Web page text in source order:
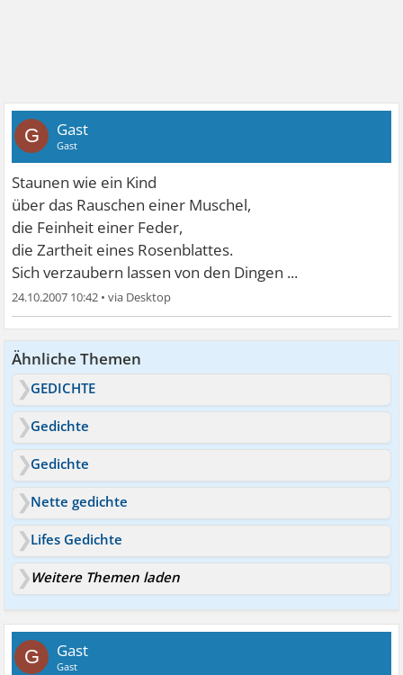
G Gast
Gast
Staunen wie ein Kind
über das Rauschen einer Muschel,
die Feinheit einer Feder,
die Zartheit eines Rosenblattes.
Sich verzaubern lassen von den Dingen ...
24.10.2007 10:42 •
Ähnliche Themen
GEDICHTE
Gedichte
Gedichte
Nette gedichte
Lifes Gedichte
Weitere Themen laden
G Gast
Gast